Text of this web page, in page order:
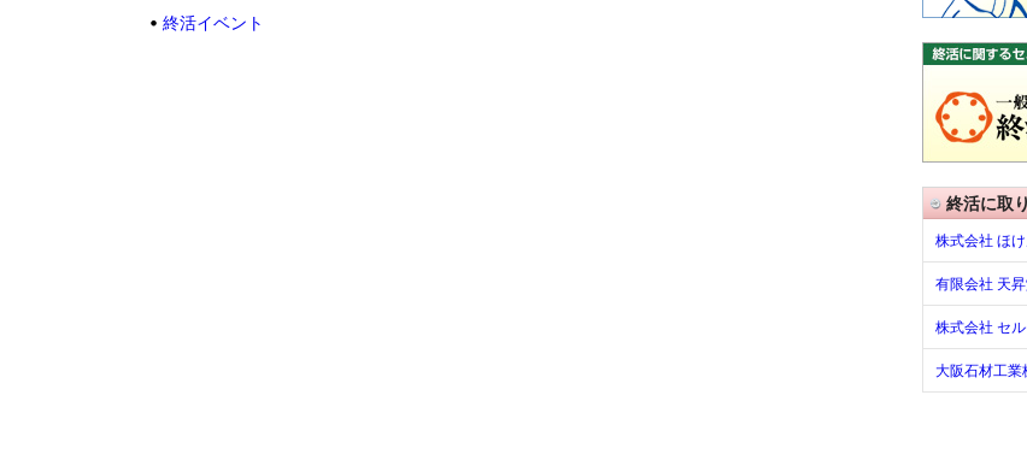
終活イベント
終活に取
株式会社 ほ
有限会社 天
株式会社 セ
大阪石材工業